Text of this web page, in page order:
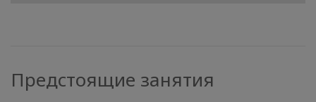
Предстоящие занятия